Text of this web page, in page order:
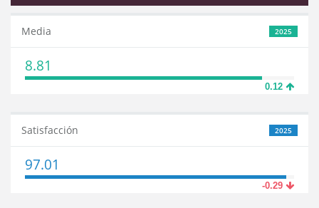
2025
Media
8.81
0.12
2025
Satisfacción
97.01
-0.29